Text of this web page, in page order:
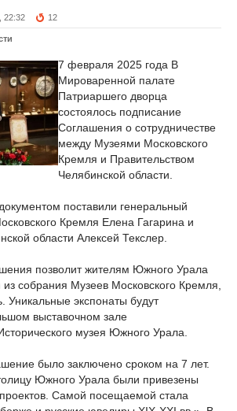
22:32 12
7 февраля 2025 года В
Мироваренной палате
Патриаршего дворца
состоялось подписание
Соглашения о сотрудничестве
между Музеями Московского
Кремля и Правительством
Челябинской области.
поставили генеральный
Кремля Елена Гагарина и
области Алексей Текслер.
позволит жителям Южного Урала
собрания Музеев Московского Кремля,
Уникальные экспонаты будут
выставочном зале
музея Южного Урала.
было заключено сроком на 7 лет.
Южного Урала были привезены
Самой посещаемой стала